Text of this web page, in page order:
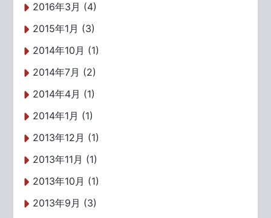
2016年3月 (4)
2015年1月 (3)
2014年10月 (1)
2014年7月 (2)
2014年4月 (1)
2014年1月 (1)
2013年12月 (1)
2013年11月 (1)
2013年10月 (1)
2013年9月 (3)